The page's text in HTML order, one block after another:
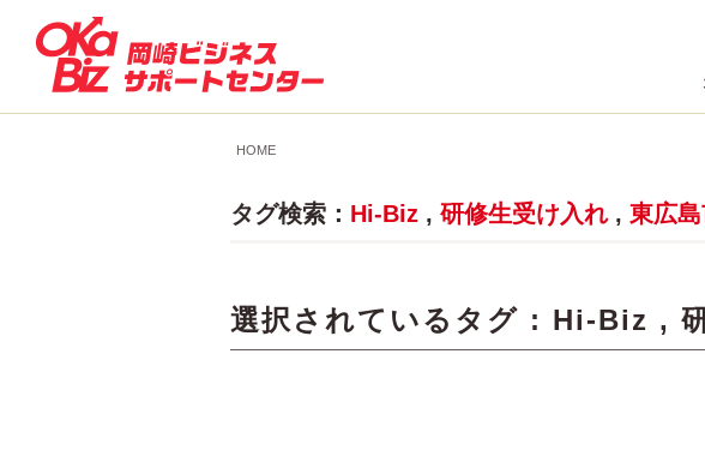
HOME
タグ検索： Hi-Biz , 研修生受け入れ, 東広
選択されているタグ : Hi-Biz ,